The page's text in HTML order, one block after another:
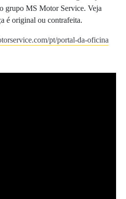
grupo MS Motor Service. Veja
é original ou contrafeita.
pt/portal-da-oficina